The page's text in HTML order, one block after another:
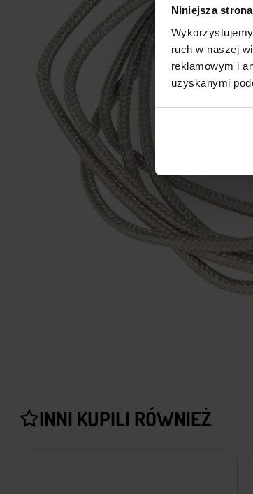
Niniejsza
ruch w naszej
reklamowym i
uzyskanymi
INNI KUPILI RÓWNIEŻ